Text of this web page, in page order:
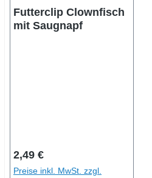
Futterclip Clownfisch
mit Saugnapf
Regulärer Preis:
2,49 €
Preise inkl. MwSt. zzgl.